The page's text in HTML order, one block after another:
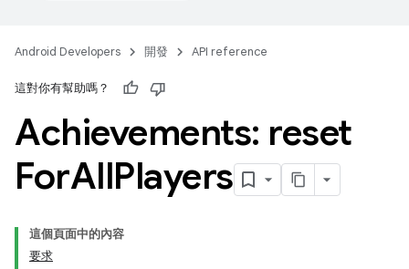
Android Developers 開發 API reference
這對你有幫助嗎？
Achievements: reset
ForAllPlayers
這個頁面中的內容
要求